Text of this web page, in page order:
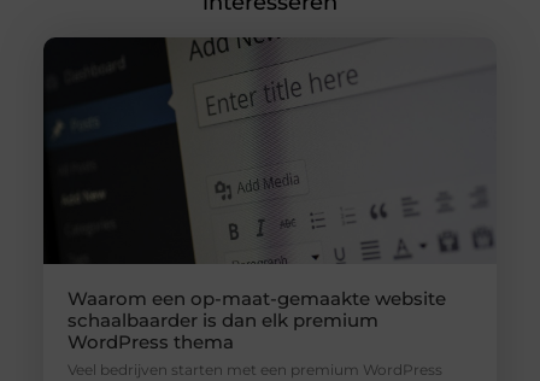
Waarom een op-maat-gemaakte website
schaalbaarder is dan elk premium
WordPress thema
Veel bedrijven starten met een premium WordPress